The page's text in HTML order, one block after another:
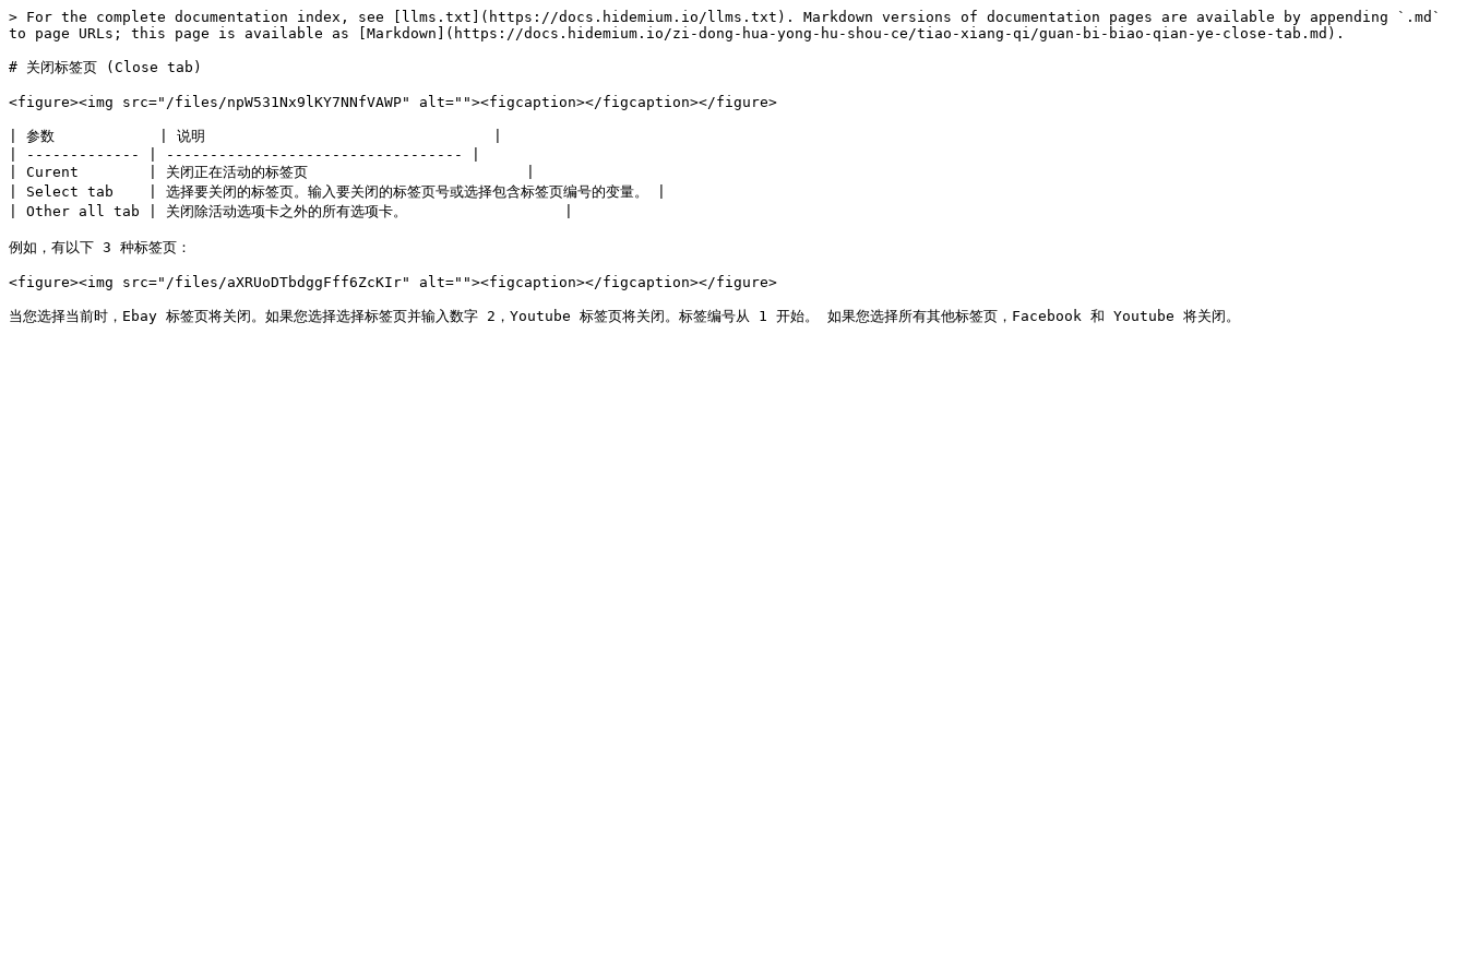
> For the complete documentation index, see [llms.txt](https://docs.hidemium.io/llms.txt). Markdown versions of documentation pages are available by appending `.md`
to page URLs; this page is available as [Markdown](https://docs.hidemium.io/zi-dong-hua-yong-hu-shou-ce/tiao-xiang-qi/guan-bi-biao-qian-ye-close-tab.md).
# 关闭标签页 (Close tab)
<figure><img src="/files/npW531Nx9lKY7NNfVAWP" alt=""><figcaption></figcaption></figure>
| 参数            | 说明                                 |
| ------------- | ---------------------------------- |
| Curent        | 关闭正在活动的标签页                         |
| Select tab    | 选择要关闭的标签页。输入要关闭的标签页号或选择包含标签页编号的变量。 |
| Other all tab | 关闭除活动选项卡之外的所有选项卡。                  |
例如，有以下 3 种标签页：
<figure><img src="/files/aXRUoDTbdggFff6ZcKIr" alt=""><figcaption></figcaption></figure>